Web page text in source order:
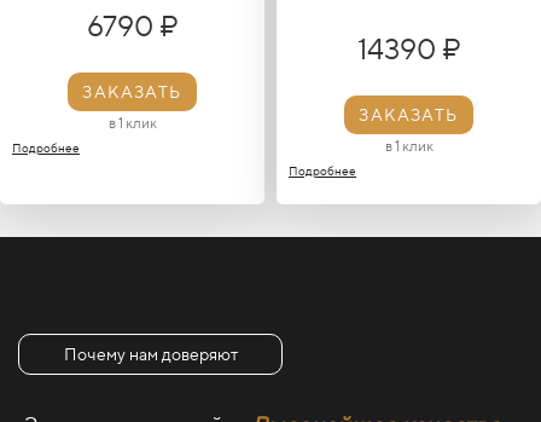
6790 ₽
ЗАКАЗАТЬ
в 1 клик
Подробнее
14390 ₽
ЗАКАЗАТЬ
в 1 клик
Подробнее
Почему нам доверяют